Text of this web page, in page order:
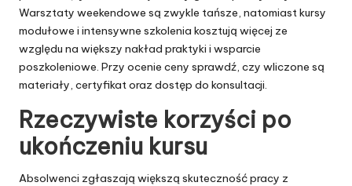
Warsztaty weekendowe są zwykle tańsze, natomiast kursy
modułowe i intensywne szkolenia kosztują więcej ze
względu na większy nakład praktyki i wsparcie
poszkoleniowe. Przy ocenie ceny sprawdź, czy wliczone są
materiały, certyfikat oraz dostęp do konsultacji.
Rzeczywiste korzyści po
ukończeniu kursu
Absolwenci zgłaszają większą skuteczność pracy z